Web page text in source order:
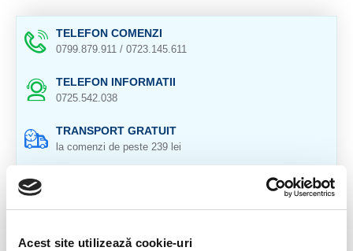
Acest site utilizează cookie-uri
TELEFON COMENZI
0799.879.911 / 0723.145.611
TELEFON INFORMATII
0725.542.038
TRANSPORT GRATUIT
la comenzi de peste 239 lei
in 14 zile si banii inapoi